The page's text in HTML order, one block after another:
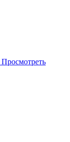
Просмотреть